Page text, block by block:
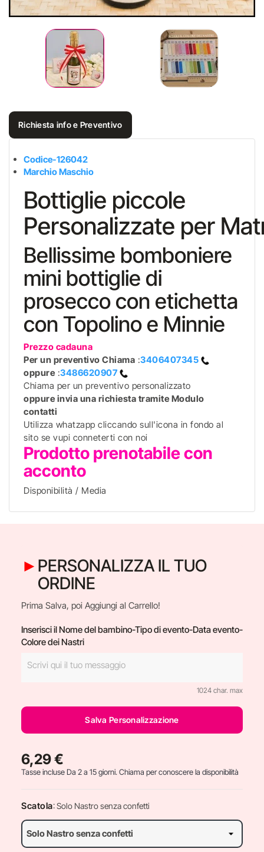
Richiesta info e Preventivo
Codice-126042
Marchio Maschio
Bottiglie piccole
Personalizzate per
Bellissime bomboniere
mini bottiglie di
prosecco con etichetta
con Topolino e Minnie
Prezzo cadauna
Per un preventivo Chiama :3406407345
oppure :3486620907
Chiama per un preventivo personalizzato
oppure invia una richiesta tramite Modulo
contatti
Utilizza whatzapp cliccando sull'icona in fondo al
sito se vupi conneterti con noi
Prodotto prenotabile con
acconto
Disponibilità / Media
PERSONALIZZA IL TUO
ORDINE
Prima Salva, poi Aggiungi al Carrello!
Inserisci il Nome del bambino-Tipo di evento-Data evento-
Colore dei Nastri
1024 char. max
Salva Personalizzazione
6,29 €
Tasse incluseDa 2 a 15 giorni. Chiama per conoscere la disponibilità
Scatola: Solo Nastro senza confetti